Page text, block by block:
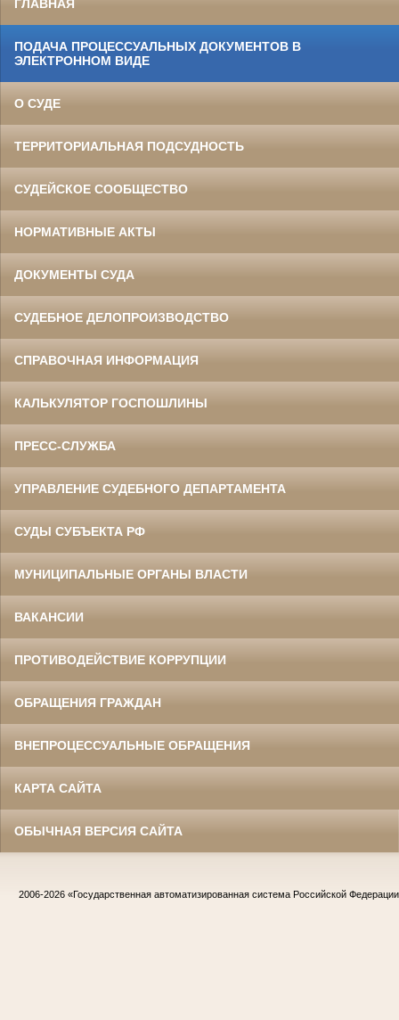
ГЛАВНАЯ
ПОДАЧА ПРОЦЕССУАЛЬНЫХ ДОКУМЕНТОВ В
ЭЛЕКТРОННОМ ВИДЕ
О СУДЕ
ТЕРРИТОРИАЛЬНАЯ ПОДСУДНОСТЬ
СУДЕЙСКОЕ СООБЩЕСТВО
НОРМАТИВНЫЕ АКТЫ
ДОКУМЕНТЫ СУДА
СУДЕБНОЕ ДЕЛОПРОИЗВОДСТВО
СПРАВОЧНАЯ ИНФОРМАЦИЯ
КАЛЬКУЛЯТОР ГОСПОШЛИНЫ
ПРЕСС-СЛУЖБА
УПРАВЛЕНИЕ СУДЕБНОГО ДЕПАРТАМЕНТА
СУДЫ СУБЪЕКТА РФ
МУНИЦИПАЛЬНЫЕ ОРГАНЫ ВЛАСТИ
ВАКАНСИИ
ПРОТИВОДЕЙСТВИЕ КОРРУПЦИИ
ОБРАЩЕНИЯ ГРАЖДАН
ВНЕПРОЦЕССУАЛЬНЫЕ ОБРАЩЕНИЯ
КАРТА САЙТА
ОБЫЧНАЯ ВЕРСИЯ САЙТА
2006-2026 «Государственная автоматизированная система Российской